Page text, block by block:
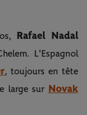
Rafael Nadal
L'Espagnol
, toujours en tête
large sur
Novak